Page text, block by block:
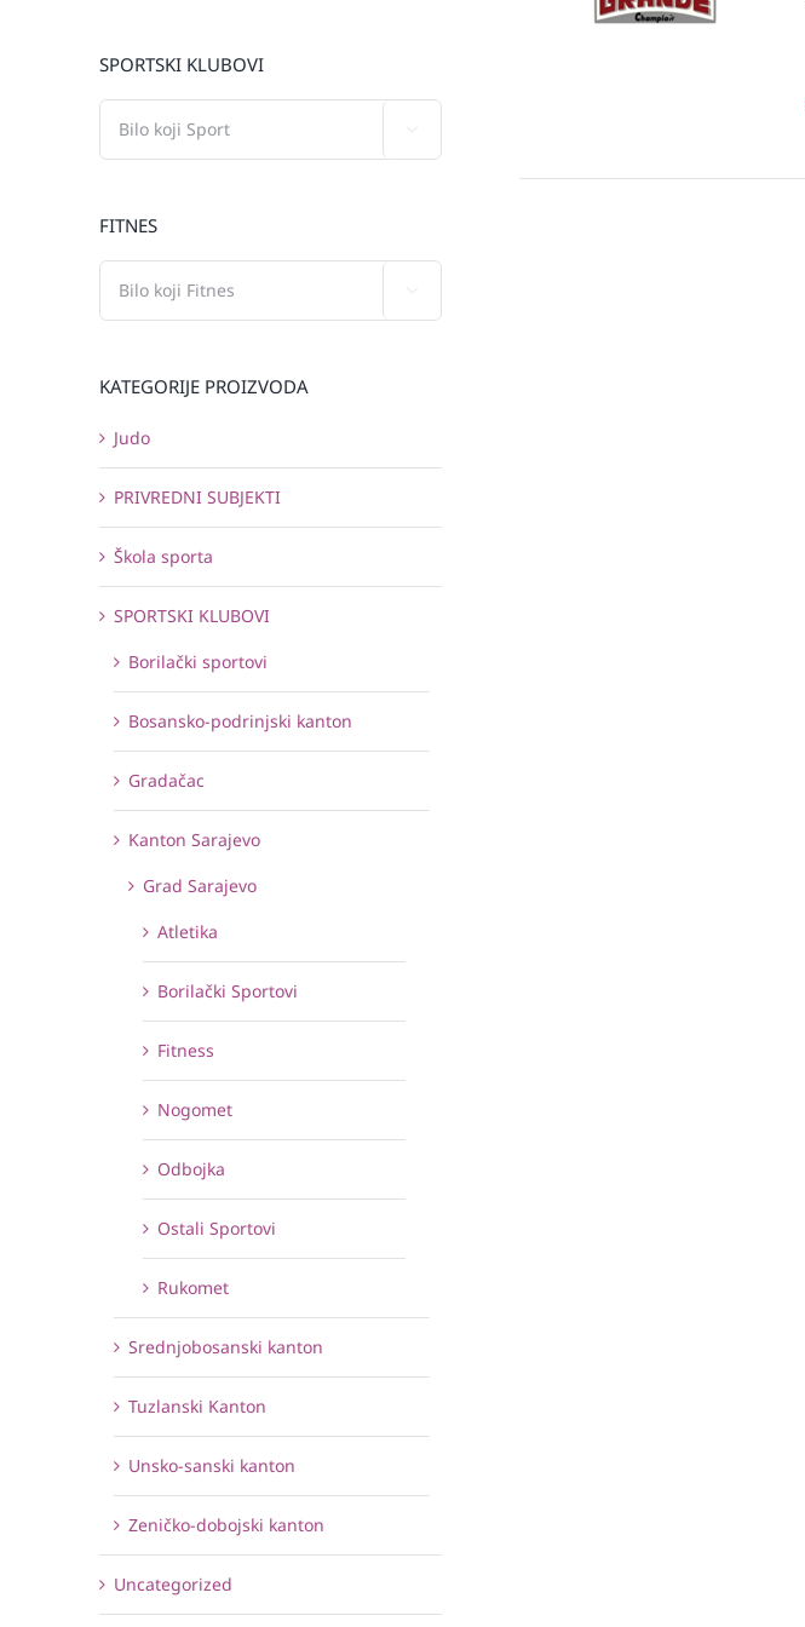
SPORTSKI KLUBOVI
FITNES
KATEGORIJE PROIZVODA
Judo
PRIVREDNI SUBJEKTI
Škola sporta
SPORTSKI KLUBOVI
Borilački sportovi
Bosansko-podrinjski kanton
Gradačac
Kanton Sarajevo
Grad Sarajevo
Atletika
Borilački Sportovi
Fitness
Nogomet
Odbojka
Ostali Sportovi
Rukomet
Srednjobosanski kanton
Tuzlanski Kanton
Unsko-sanski kanton
Zeničko-dobojski kanton
Uncategorized